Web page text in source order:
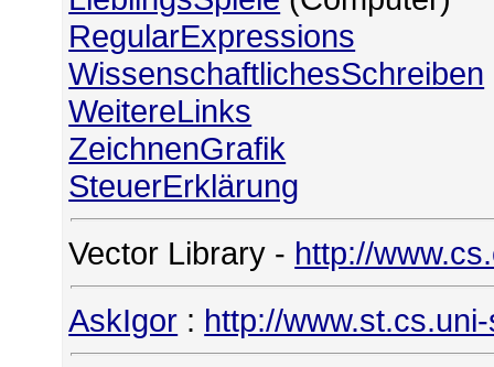
RegularExpressions
WissenschaftlichesSchreiben
WeitereLinks
ZeichnenGrafik
SteuerErklärung
Vector Library - http://
AskIgor : http://